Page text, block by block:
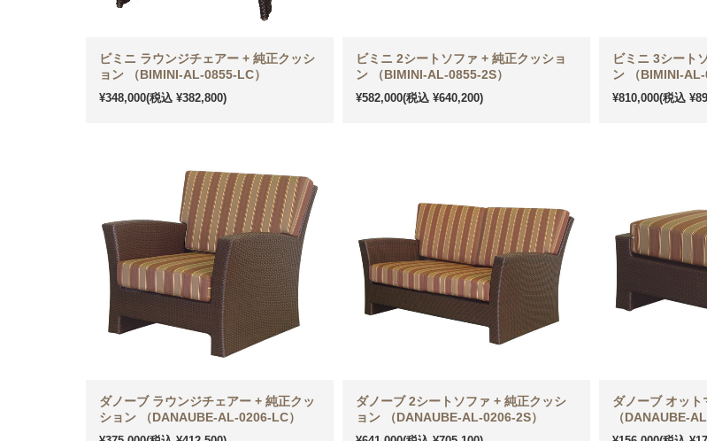
ビミニ ラウンジチェアー + 純正クッシ
ョン （BIMINI-AL-0855-LC）
¥348,000(税込 ¥382,800)
ビミニ 2シートソファ + 純正クッショ
ン （BIMINI-AL-0855-2S）
¥582,000(税込 ¥640,200)
ビミニ 3シート
ン （BIMINI-AL-
¥810,000(税込
ダノーブ ラウンジチェアー + 純正クッ
ション （DANAUBE-AL-0206-LC）
ダノーブ 2シートソファ + 純正クッシ
ョン （DANAUBE-AL-0206-2S）
ダノーブ オッ
（DANAUBE-